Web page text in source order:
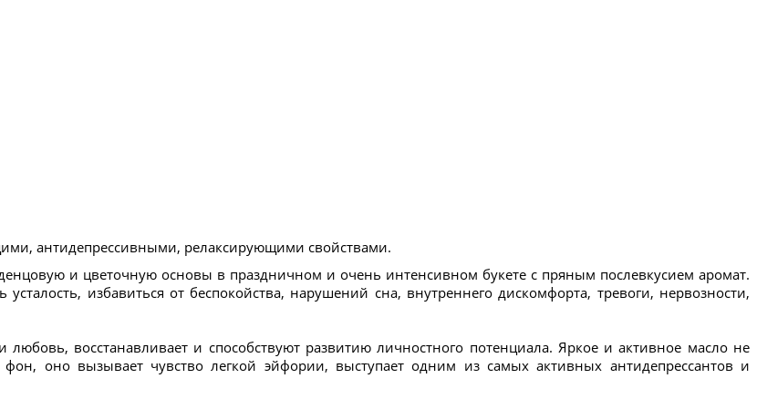
антидепрессивными, релаксирующими свойствами.
и цветочную основы в праздничном и очень интенсивном букете с пряным послевкусием аромат.
избавиться от беспокойства, нарушений сна, внутреннего дискомфорта, тревоги, нервозности,
любовь, восстанавливает и способствуют развитию личностного потенциала. Яркое и активное масло не
оно вызывает чувство легкой эйфории, выступает одним из самых активных антидепрессантов и